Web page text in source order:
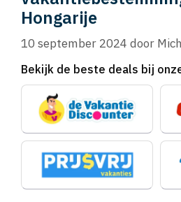
Hongarije
10 september 2024 door
Bekijk de beste deals bij